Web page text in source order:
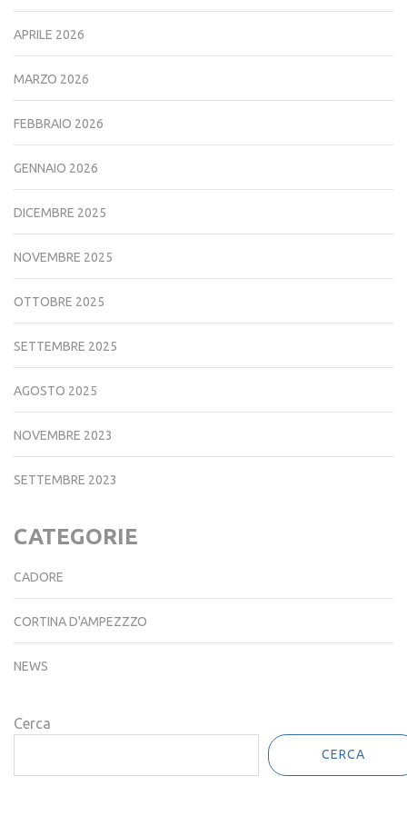
APRILE 2026
MARZO 2026
FEBBRAIO 2026
GENNAIO 2026
DICEMBRE 2025
NOVEMBRE 2025
OTTOBRE 2025
SETTEMBRE 2025
AGOSTO 2025
NOVEMBRE 2023
SETTEMBRE 2023
CATEGORIE
CADORE
CORTINA D'AMPEZZZO
NEWS
Cerca
CERCA